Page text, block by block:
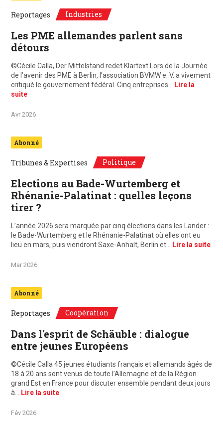
Reportages Industries
Les PME allemandes parlent sans
détours
©Cécile Calla, Der Mittelstand redet Klartext Lors de la Journée
de l’avenir des PME à Berlin, l’association BVMW e. V. a vivement
critiqué le gouvernement fédéral. Cinq entreprises…
Lire la
suite
Avr 2026
Abonné
Tribunes & Expertises Politique
Elections au Bade-Wurtemberg et
Rhénanie-Palatinat : quelles leçons
tirer ?
L’année 2026 sera marquée par cinq élections dans les Länder :
le Bade-Wurtemberg et le Rhénanie-Palatinat où elles ont eu
lieu en mars, puis viendront Saxe-Anhalt, Berlin et…
Lire la suite
Mar 2026
Abonné
Reportages Coopération
Dans l'esprit de Schäuble : dialogue
entre jeunes Européens
©Cécile Calla 45 jeunes étudiants français et allemands âgés de
18 à 20 ans sont venus de toute l’Allemagne et de la Région
grand Est en France pour discuter ensemble pendant deux jours
à…
Lire la suite
Fév 2026